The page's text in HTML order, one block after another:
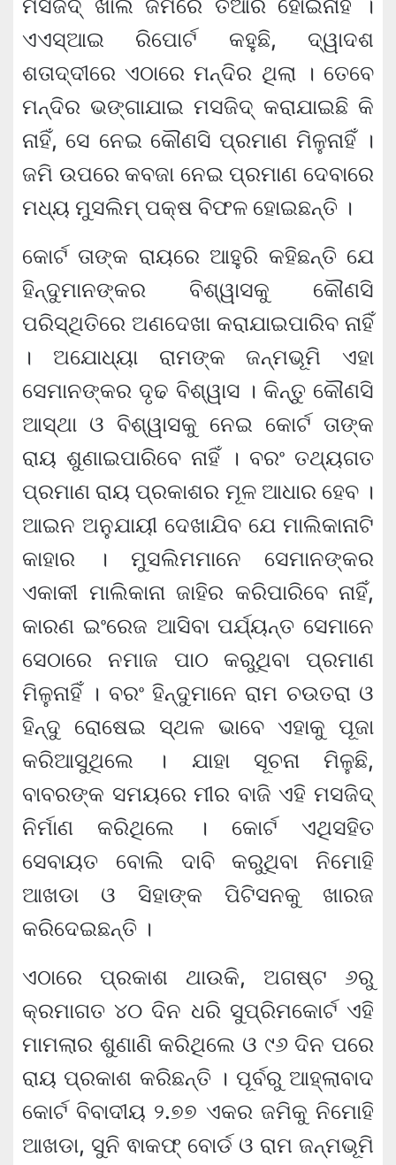
ମସଜିଦ୍‍ ଖାଲି ଜମିରେ ତିଆରି ହୋଇନାହିଁ ।
ଏଏସ୍‍ଆଇ ରିପୋର୍ଟ କହୁଛି, ଦ୍ୱାଦଶ
ଶତାଦ୍ଦୀରେ ଏଠାରେ ମନ୍ଦିର ଥିଲା । ତେବେ
ମନ୍ଦିର ଭଙ୍ଗାଯାଇ ମସଜିଦ୍‍ କରାଯାଇଛି କି
ନାହିଁ, ସେ ନେଇ କୌଣସି ପ୍ରମାଣ ମିଳୁନାହିଁ ।
ଜମି ଉପରେ କବଜା ନେଇ ପ୍ରମାଣ ଦେବାରେ
ମଧ୍ୟ ମୁସଲିମ୍‍ ପକ୍ଷ ବିଫଳ ହୋଇଛନ୍ତି ।
କୋର୍ଟ ତାଙ୍କ ରାୟରେ ଆହୁରି କହିଛନ୍ତି ଯେ
ହିନ୍ଦୁମାନଙ୍କର ବିଶ୍ୱାସକୁ କୌଣସି
ପରିସ୍ଥିତିରେ ଅଣଦେଖା କରାଯାଇପାରିବ ନାହିଁ
। ଅଯୋଧ୍ୟା ରାମଙ୍କ ଜନ୍ମଭୂମି ଏହା
ସେମାନଙ୍କର ଦୃଢ ବିଶ୍ୱାସ । କିନ୍ତୁ କୌଣସି
ଆସ୍ଥା ଓ ବିଶ୍ୱାସକୁ ନେଇ କୋର୍ଟ ତାଙ୍କ
ରାୟ ଶୁଣାଇପାରିବେ ନାହିଁ । ବରଂ ତଥ୍ୟଗତ
ପ୍ରମାଣ ରାୟ ପ୍ରକାଶର ମୂଳ ଆଧାର ହେବ ।
ଆଇନ ଅନୁଯାୟୀ ଦେଖାଯିବ ଯେ ମାଲିକାନାଟି
କାହାର । ମୁସଲିମମାନେ ସେମାନଙ୍କର
ଏକାକୀ ମାଲିକାନା ଜାହିର କରିପାରିବେ ନାହିଁ,
କାରଣ ଇଂରେଜ ଆସିବା ପର୍ଯ୍ୟନ୍ତ ସେମାନେ
ସେଠାରେ ନମାଜ ପାଠ କରୁଥିବା ପ୍ରମାଣ
ମିଳୁନାହିଁ । ବରଂ ହିନ୍ଦୁମାନେ ରାମ ଚଉତରା ଓ
ହିନ୍ଦୁ ରୋଷେଇ ସ୍ଥଳ ଭାବେ ଏହାକୁ ପୂଜା
କରିଆସୁଥିଲେ । ଯାହା ସୂଚନା ମିଳୁଛି,
ବାବରଙ୍କ ସମୟରେ ମୀର ବାଜି ଏହି ମସଜିଦ୍‍
ନିର୍ମାଣ କରିଥିଲେ । କୋର୍ଟ ଏଥିସହିତ
ସେବାୟତ ବୋଲି ଦାବି କରୁଥିବା ନିମୋହି
ଆଖଡା ଓ ସିହାଙ୍କ ପିଟିସନକୁ ଖାରଜ
କରିଦେଇଛନ୍ତି ।
ଏଠାରେ ପ୍ରକାଶ ଥାଉକି, ଅଗଷ୍ଟ ୬ରୁ
କ୍ରମାଗତ ୪୦ ଦିନ ଧରି ସୁପ୍ରିମକୋର୍ଟ ଏହି
ମାମଲାର ଶୁଣାଣି କରିଥିଲେ ଓ ୯୬ ଦିନ ପରେ
ରାୟ ପ୍ରକାଶ କରିଛନ୍ତି । ପୂର୍ବରୁ ଆହ୍ଲାବାଦ
କୋର୍ଟ ବିବାଦୀୟ ୨.୭୭ ଏକର ଜମିକୁ ନିମୋହି
ଆଖଡା, ସୁନି ଵାକଫ୍‍ ବୋର୍ଡ ଓ ରାମ ଜନ୍ମଭୂମି